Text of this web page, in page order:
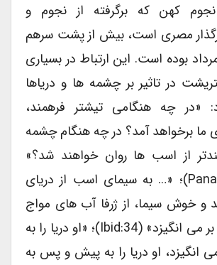
کهن که برگرفته از نجوم و
مصری است، بیش از پشت سرهم
بوده است. این ارتباط در بسیاری
در تاثیر بر چشمه ها و دریاها
چه هنگامی تیشتر فرهمند،
برخواهد آمد؟ در چه هنگام چشمه
از اسب ها روان خواهند شد؟»
(Panaino, 1990:31)؛ «… به سیمای اسب از دریای
و خوش سیما، از ژرفا آب های مواج
آن را به جنبش بر می انگیزد» (Ibid:34)؛ «او دریا را به
او دریا را به پیش و پس به